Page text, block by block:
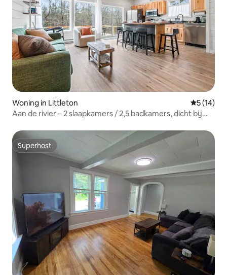
Woning in Littleton
5 (14)
Aan de rivier – 2 slaapkamers / 2,5 badkamers, dicht bij
Superhost
Superhost